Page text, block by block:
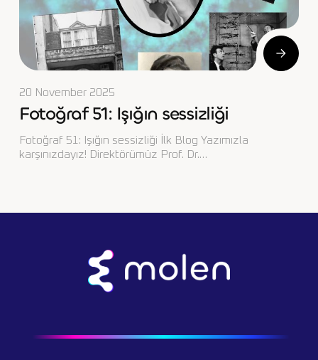
20 November 2025
Fotoğraf 51: Işığın sessizliği
Fotoğraf 51: Işığın sessizliği İlk Blog Yazımızla
karşınızdayız! Direktörümüz Prof. Dr.…